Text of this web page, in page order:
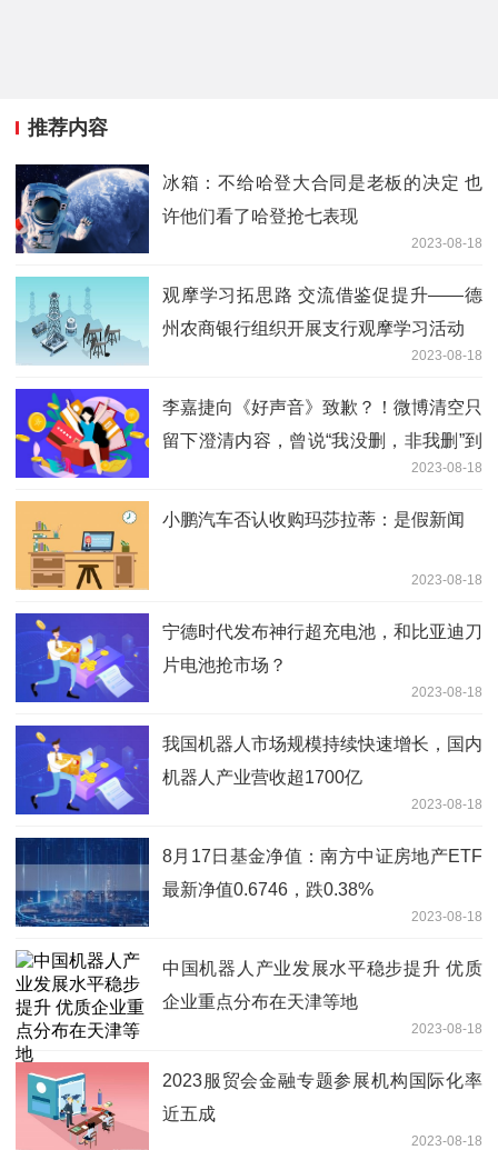
推荐内容
冰箱：不给哈登大合同是老板的决定 也
许他们看了哈登抢七表现
2023-08-18
观摩学习拓思路 交流借鉴促提升——德
州农商银行组织开展支行观摩学习活动
2023-08-18
李嘉捷向《好声音》致歉？！微博清空只
留下澄清内容，曾说“我没删，非我删”到
2023-08-18
小鹏汽车否认收购玛莎拉蒂：是假新闻
2023-08-18
宁德时代发布神行超充电池，和比亚迪刀
片电池抢市场？
2023-08-18
我国机器人市场规模持续快速增长，国内
机器人产业营收超1700亿
2023-08-18
8月17日基金净值：南方中证房地产ETF
最新净值0.6746，跌0.38%
2023-08-18
中国机器人产业发展水平稳步提升 优质
企业重点分布在天津等地
2023-08-18
2023服贸会金融专题参展机构国际化率
近五成
2023-08-18